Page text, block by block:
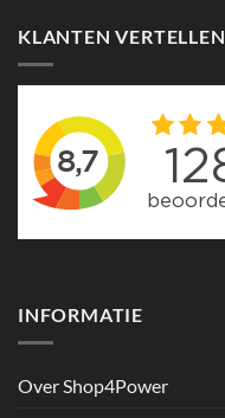
KLANTEN VERTELLEN
INFORMATIE
Over Shop4Power